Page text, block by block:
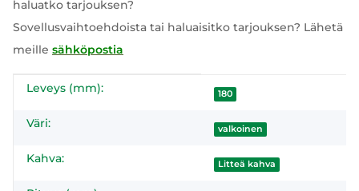
haluatko tarjouksen?
Sovellusvaihtoehdoista tai haluaisitko tarjouksen? Lähetä
meille sähköpostia
#productDetails.itemInformation#
#productDetails.itemValue#
Leveys (mm): 180
Väri: valkoinen
Kahva: Litteä kahva